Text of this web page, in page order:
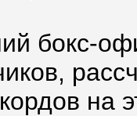
бокс-
на